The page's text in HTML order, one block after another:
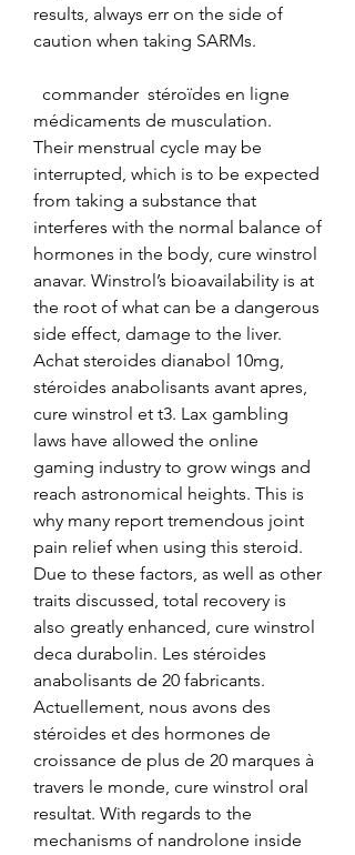
results, always err on the side of
caution when taking SARMs.
médicaments de musculation.
Their menstrual cycle may be
interrupted, which is to be expected
from taking a substance that
interferes with the normal balance of
hormones in the body, cure winstrol
anavar. Winstrol’s bioavailability is at
the root of what can be a dangerous
side effect, damage to the liver.
Achat steroides dianabol 10mg,
stéroides anabolisants avant apres,
cure winstrol et t3. Lax gambling
laws have allowed the online
gaming industry to grow wings and
reach astronomical heights. This is
why many report tremendous joint
pain relief when using this steroid.
Due to these factors, as well as other
traits discussed, total recovery is
also greatly enhanced, cure winstrol
deca durabolin. Les stéroides
anabolisants de 20 fabricants.
Actuellement, nous avons des
stéroides et des hormones de
croissance de plus de 20 marques à
travers le monde, cure winstrol oral
resultat. With regards to the
mechanisms of nandrolone inside